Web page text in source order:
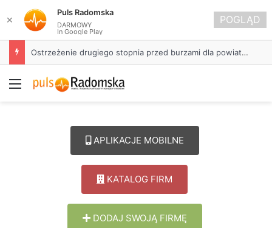
Ostrzeżenie drugiego stopnia przed burzami dla powiatu radomszczańskiego
Menu
APLIKACJE MOBILNE
KATALOG FIRM
DODAJ SWOJĄ FIRMĘ
✕
Puls Radomska
DARMOWY
In Google Play
POGLĄD